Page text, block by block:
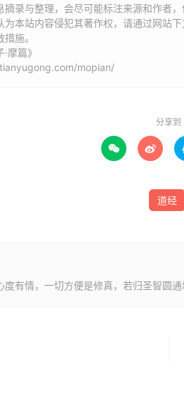
录与整理，会尽可能标注来源和作者
为本站内容侵犯其著作权，请通过网站
施。
摩篇》
mopian/
分享到
 
道经
度有情，一切方便是修真，若归圣智圆通